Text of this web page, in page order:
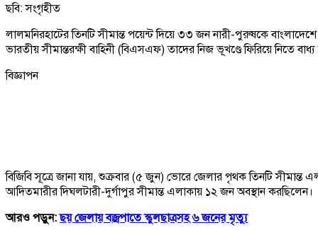
ছবি: সংগৃহীত
লালমনিরহাটের তিনটি সীমান্ত পয়েন্ট দিয়ে ৩৩ জন নারী-পুরুষকে
ভারতীয় সীমান্তরক্ষী বাহিনী (বিএসএফ) তাদের নিজ ভূখণ্ডে ফিরিয়ে নিতে বাধ্য
বিজ্ঞাপন
বিজিবি সূত্রে জানা যায়, শুক্রবার (৫ জুন) ভোরে জেলার পৃথক তিনটি সীমান্ত
আদিতমারীর দিঘলটারী-দুর্গাপুর সীমান্ত এলাকায় ১২ জন অবস্থান করছিলেন।
আরও পড়ুন:ছয় জেলায় বজ্রপাতে স্কুলছাত্রসহ ৬ জনের মৃত্যু